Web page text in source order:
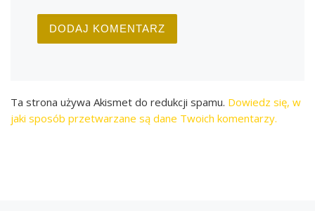
Ta strona używa Akismet do redukcji spamu. Dowiedz się, w
jaki sposób przetwarzane są dane Twoich komentarzy.